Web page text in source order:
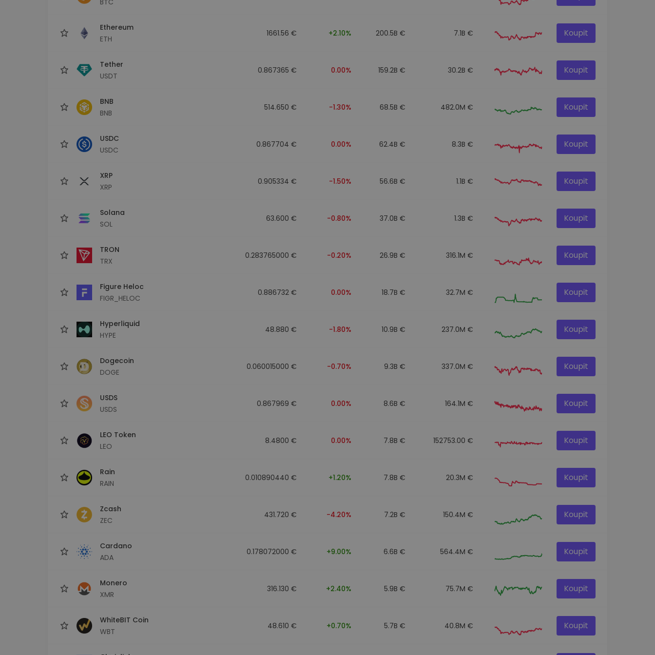
Ethereum
ETH
1661.56 € +2.10% 200.5B € 7.1B € Koupit
Tether
USDT
0.867365 € 0.00% 159.2B € 30.2B € Koupit
BNB
BNB
514.650 € -1.30% 68.5B € 482.0M € Koupit
USDC
USDC
0.867704 € 0.00% 62.4B € 8.3B € Koupit
XRP
XRP
0.905334 € -1.50% 56.6B € 1.1B € Koupit
Solana
SOL
63.600 € -0.80% 37.0B € 1.3B € Koupit
TRON
TRX
0.283765000 € -0.20% 26.9B € 316.1M € Koupit
Figure Heloc
FIGR_HELOC
0.886732 € 0.00% 18.7B € 32.7M € Koupit
Hyperliquid
HYPE
48.880 € -1.80% 10.9B € 237.0M € Koupit
Dogecoin
DOGE
0.060015000 € -0.70% 9.3B € 337.0M € Koupit
USDS
USDS
0.867969 € 0.00% 8.6B € 164.1M € Koupit
LEO Token
LEO
8.4800 € 0.00% 7.8B € 152753.00 € Koupit
Rain
RAIN
0.010890440 € +1.20% 7.8B € 20.3M € Koupit
Zcash
ZEC
431.720 € -4.20% 7.2B € 150.4M € Koupit
Cardano
ADA
0.178072000 € +9.00% 6.6B € 564.4M € Koupit
Monero
XMR
316.130 € +2.40% 5.9B € 75.7M € Koupit
WhiteBIT Coin
WBT
48.610 € +0.70% 5.7B € 40.8M € Koupit